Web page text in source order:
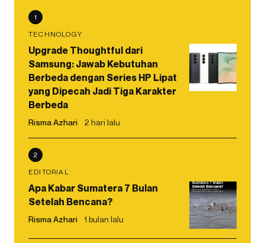
1
TECHNOLOGY
Upgrade Thoughtful dari
Samsung: Jawab Kebutuhan
Berbeda dengan Series HP Lipat
yang Dipecah Jadi Tiga Karakter
Berbeda
Risma Azhari 2 hari lalu
2
EDITORIAL
Apa Kabar Sumatera 7 Bulan
Setelah Bencana?
Risma Azhari 1 bulan lalu